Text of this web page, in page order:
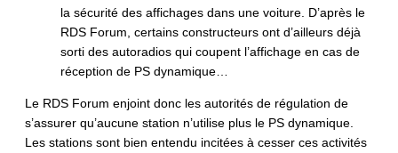
la sécurité des affichages dans une voiture. D’après le
RDS Forum, certains constructeurs ont d’ailleurs déjà
sorti des autoradios qui coupent l’affichage en cas de
réception de PS dynamique…
Le RDS Forum enjoint donc les autorités de régulation de
s’assurer qu’aucune station n’utilise plus le PS dynamique.
Les stations sont bien entendu incitées à cesser ces activités